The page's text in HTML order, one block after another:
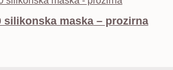
silikonska maska – prozirna